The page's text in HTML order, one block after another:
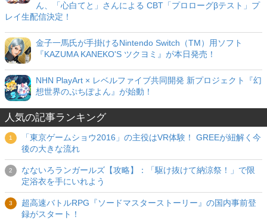
ん、「心白てと」さんによる CBT「プロローグβテスト」プ
レイ生配信決定！
金子一馬氏が手掛けるNintendo Switch（TM）用ソフト
『KAZUMA KANEKO'S ツクヨミ』が本日発売！
NHN PlayArt × レベルファイブ共同開発 新プロジェクト『幻
想世界のぷちぽよん』が始動！
人気の記事ランキング
「東京ゲームショウ2016」の主役はVR体験！ GREEが紐解く今
後の大きな流れ
なないろランガールズ【攻略】：「駆け抜けて納涼祭！」で限
定浴衣を手にいれよう
超高速バトルRPG『ソードマスターストーリー』の国内事前登
録がスタート！